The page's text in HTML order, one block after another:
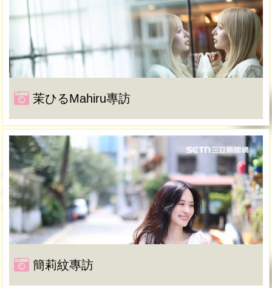
茉ひるMahiru專訪
簡莉紋專訪